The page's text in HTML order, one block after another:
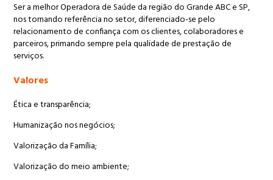
Ser a melhor Operadora de Saúde da região do Grande ABC e SP,
nos tornando referência no setor, diferenciado-se pelo
relacionamento de confiança com os clientes, colaboradores e
parceiros, primando sempre pela qualidade de prestação de
serviços.
Valores
Ética e transparência;
Humanização nos negócios;
Valorização da Família;
Valorização do meio ambiente;